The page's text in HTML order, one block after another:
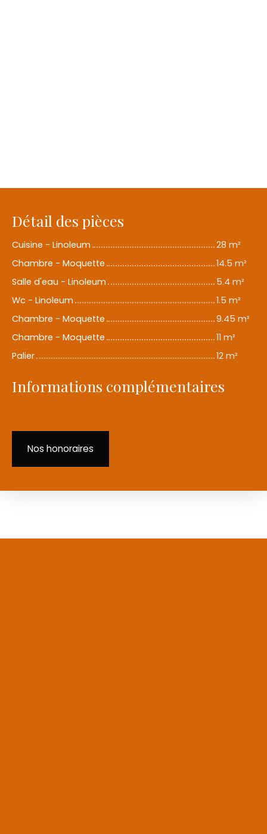
Détail des pièces
Cuisine - Linoleum
28 m²
Chambre - Moquette
14.5 m²
Salle d'eau - Linoleum
5.4 m²
Wc - Linoleum
1.5 m²
Chambre - Moquette
9.45 m²
Chambre - Moquette
11 m²
Palier
12 m²
Informations complémentaires
Nos honoraires